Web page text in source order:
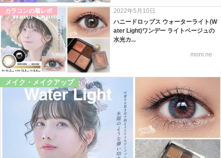
カラコンの着レポ
2022年5月10日
ハニードロップス ウォーターライト(W
ater Light)ワンデー ライトベージュの
水光カ...
moni.ne
メイク・メイクアップ